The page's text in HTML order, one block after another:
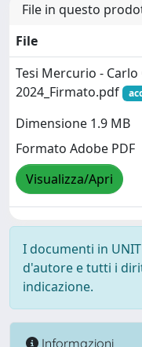
File in questo
File
Tesi Mercurio -
2024_Firmato.pdf
Dimensione 1.9 MB
Formato Adobe PDF
Visualizza/Apri
I documenti in
d'autore e tutti i
indicazione.
Informazioni